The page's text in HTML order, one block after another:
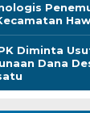
Diminta
Dana